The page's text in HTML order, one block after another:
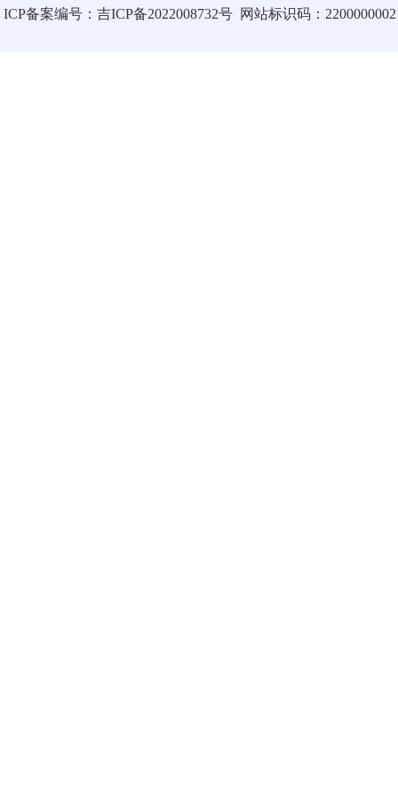
ICP备案编号： 吉ICP备2022008732号 网站标识码：2200000002